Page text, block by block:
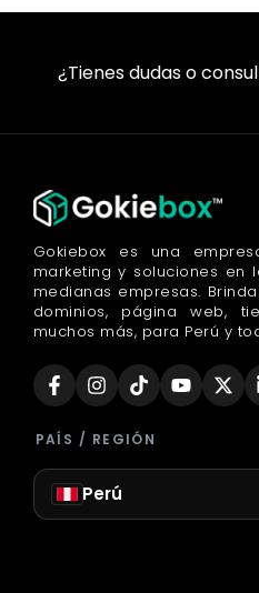
¿Tienes dudas o
Gokiebox es una
marketing y soluciones en
medianas empresas.
dominios, página web,
muchos más, para Perú y
PAÍS / REGIÓN
Perú